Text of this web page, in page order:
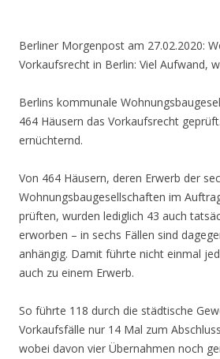
Berliner Morgenpost am 27.02.2020:
Vorkaufsrecht in Berlin: Viel Aufwand,
Berlins kommunale
464 Häusern das Vorkaufsrecht
ernüchternd.
Von 464 Häusern, deren Erwerb der
Wohnungsbaugesellschaften im
prüften, wurden lediglich 43 auch
erworben – in sechs Fällen sind
anhängig. Damit führte nicht einmal
auch zu einem Erwerb.
So führte 118 durch die städtische
Vorkaufsfälle nur 14 Mal zum
wobei davon vier Übernahmen noch